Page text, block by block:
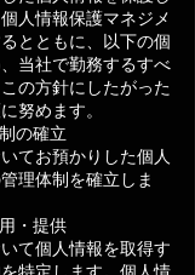
人情報保護マネジメ
とともに、以下の個
当社で勤務するすべ
の方針にしたがった
努めます。
の確立
てお預かりした個人
理体制を確立しま
・提供
て個人情報を取得す